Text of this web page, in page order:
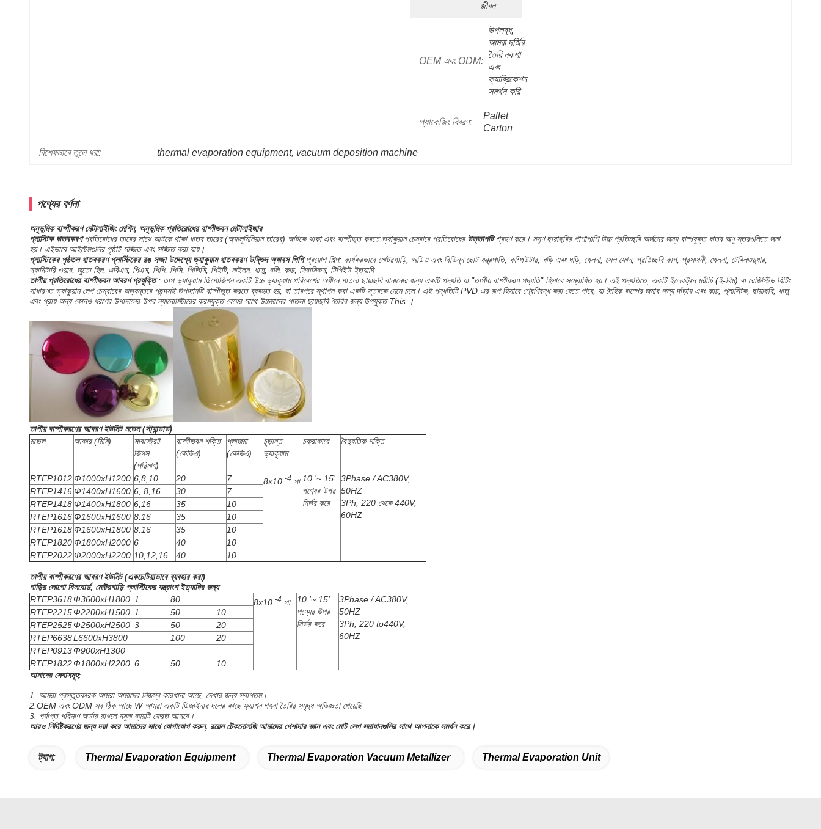
জীবন
OEM এবং ODM:
উপলব্ধ,
আমরা দর্জির
তৈরি নকশা
এবং
ফ্যাব্রিকেশন
সমর্থন করি
প্যাকেজিং বিবরণ:
Pallet
Carton
বিশেষভাবে তুলে ধরা: thermal evaporation equipment, vacuum deposition machine
পণ্যের বর্ণনা
অনুভূমিক বাষ্পীকরণ মেটালাইজিং মেশিন, অনুভূমিক প্রতিরোধের বাষ্পীভবন মেটালাইজার
প্লাস্টিক ধাতবকরণপ্রতিরোধের তারের সাথে আটকে থাকা ধাতব তারের (অ্যালুমিনিয়াম তারের) আটকে থাকা এবং বাষ্পীভূত করতে ভ্যাকুয়াম চেম্বারে প্রতিরোধেরউত্তাপটিগ্রহণ করে। মসৃণ ছায়াছবির পাশাপাশি উচ্চ প্রতিচ্ছবি অর্জনের জন্য বাষ্পযুক্ত ধাতব অণু স্তরগুলিতে জমা
হয়। এইভাবে আইটেমগুলির পৃষ্ঠটি সজ্জিত এবং সজ্জিত করা যায়।
প্লাস্টিকের পৃষ্ঠতল ধাতবকরণ প্লাস্টিকের রঙ সজ্জা উদ্দেশ্যে ভ্যাকুয়াম ধাতবকরণ উদ্ভিদ অ্যাবস পিপিপ্রয়োগ শিল্প: কার্যকরভাবে মোটরগাড়ি, অডিও এবং বিভিন্ন ছোট যন্ত্রপাতি, কম্পিউটার, ঘড়ি এবং ঘড়ি, খেলনা, সেল ফোন, প্রতিচ্ছবি কাপ, প্রসাধনী, খেলনা, টেবিলওয়্যার,
স্যানিটারি ওয়ার, জুতো হিল, এবিএস, পিএস, পিপি, পিসি, পিভিসি, পিইটি, নাইলন, ধাতু, বলি, কাচ, সিরামিকস, টিপিইউ ইত্যাদি
তাপীয় প্রতিরোধের বাষ্পীভবন আবরণ প্রযুক্তি: তাপ ভ্যাকুয়াম ডিপোজিশন একটি উচ্চ ভ্যাকুয়াম পরিবেশের অধীনে পাতলা ছায়াছবি বানানোর জন্য একটি পদ্ধতি যা "তাপীয় বাষ্পীকরণ পদ্ধতি" হিসাবে সম্বোধিত হয়। এই পদ্ধতিতে, একটি ইলেকট্রন মরীচি (ই-বিম) বা রেজিস্টিভ হিটিং
সাধারণত ভ্যাকুয়াম লেপ চেম্বারের অভ্যন্তরে পছন্দসই উপাদানটি বাষ্পীভূত করতে ব্যবহৃত হয়, যা তারপরে স্থাপন করা একটি স্তরকে মেনে চলে। এই পদ্ধতিটি PVD এর রূপ হিসাবে শ্রেণিবদ্ধ করা যেতে পারে, যা দৈহিক বাষ্পের জমার জন্য দাঁড়ায় এবং কাচ, প্লাস্টিক, ছায়াছবি, ধাতু
এবং প্রায় অন্য কোনও ধরণের উপাদানের উপর ন্যানোমিটারের ক্রমযুক্ত বেধের সাথে উচ্চমানের পাতলা ছায়াছবি তৈরির জন্য উপযুক্ত This ।
তাপীয় বাষ্পীকরণের আবরণ ইউনিট মডেল (স্ট্যান্ডার্ড)
মডেল
আকার (মিমি)
সাবস্ট্রেট
জিগস
(পরিমাণ)
বাষ্পীভবন শক্তি
(কেভিএ)
প্লাজমা
(কেভিএ)
চূড়ান্ত
ভ্যাকুয়াম
চক্রাকারে বৈদ্যুতিক শক্তি
RTEP1012Φ1000xH1200 6,8,10 20 7 8x10 -4 পা 10 '~ 15'
পণ্যের উপর
নির্ভর করে
3Phase / AC380V,
50HZ
3Ph, 220 থেকে 440V,
60HZ
RTEP1416Φ1400xH1600 6, 8,16 30
7
RTEP1418Φ1400xH1800 6,16 35
10
RTEP1616Φ1600xH1600 8.16 35
10
RTEP1618Φ1600xH1800 8.16 35
10
RTEP1820Φ1800xH2000 6 40
10
RTEP2022Φ2000xH2200 10,12,16 40 10
তাপীয় বাষ্পীকরণের আবরণ ইউনিট (একচেটিয়াভাবে ব্যবহার করা)
গাড়ির লোগো বিলবোর্ড, মোটরগাড়ি প্লাস্টিকের যন্ত্রাংশ ইত্যাদির জন্য
RTEP3618Φ3600xH1800 1 80 8x10 -4 পা
10 '~ 15'
পণ্যের উপর
নির্ভর করে
3Phase / AC380V,
50HZ
3Ph, 220 to440V,
60HZ
RTEP2215Φ2200xH1500 1 50
10
RTEP2525Φ2500xH2500 3 50
20
RTEP6638L6600xH3800 100
20
RTEP0913Φ900xH1300
RTEP1822Φ1800xH2200 6 50
10
আমাদের সেবাসমূহ:
1. আমরা প্রস্তুতকারক আমরা আমাদের নিজস্ব কারখানা আছে, দেখার জন্য স্বাগতম।
2.OEM এবং ODM সব ঠিক আছে W আমরা একটি ডিজাইনার দলের কাছে ফ্যাশন গহনা তৈরির সমৃদ্ধ অভিজ্ঞতা পেয়েছি
3. পর্যাপ্ত পরিমাণ অর্ডার রাখলে নমুনা ব্যয়টি ফেরত আসবে।
আরও নির্দিষ্টকরণের জন্য দয়া করে আমাদের সাথে যোগাযোগ করুন, রয়েল টেকনোলজি আমাদের পেশাদার জ্ঞান এবং মোট লেপ সমাধানগুলির সাথে আপনাকে সমর্থন করে।
ট্যাগ: Thermal Evaporation Equipment Thermal Evaporation Vacuum Metallizer Thermal Evaporation Unit